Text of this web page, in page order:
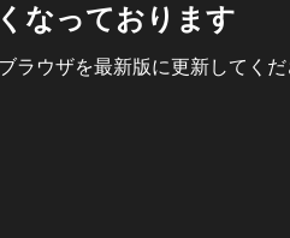
なっております
ウザを最新版に更新してくだ